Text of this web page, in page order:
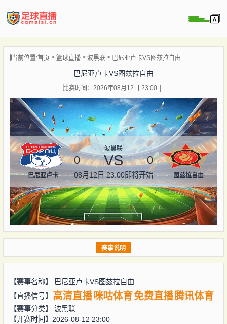
播
闻
当前位置:首页 篮球直播 波黑联 巴尼亚卢卡VS图兹拉自由
巴尼亚卢卡VS图兹拉自由
比赛时间：2026年08月12日 23:00
巴尼亚卢卡
波黑联
0 VS 0
08月12日 23:00即将开始 图兹拉自由
赛事说明
【赛事名称】
巴尼亚卢卡VS图兹拉自由
【直播信号】
高清直播 咪咕体育 免费直播 腾讯体育
【赛事分类】 波黑联
【开赛时间】2026-08-12 23:00